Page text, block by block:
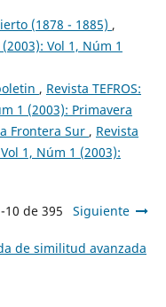
(1878 - 1885) ,
Vol 1, Núm 1
, Revista TEFROS:
1 (2003): Primavera
Frontera Sur , Revista
1, Núm 1 (2003):
10 de 395 Siguiente
de similitud avanzada